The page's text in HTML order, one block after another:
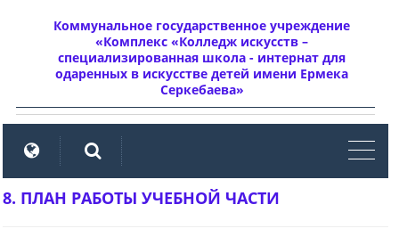
Коммунальное государственное учреждение
«Комплекс «Колледж искусств –
специализированная школа - интернат для
одаренных в искусстве детей имени Ермека
Серкебаева»
8. ПЛАН РАБОТЫ УЧЕБНОЙ ЧАСТИ